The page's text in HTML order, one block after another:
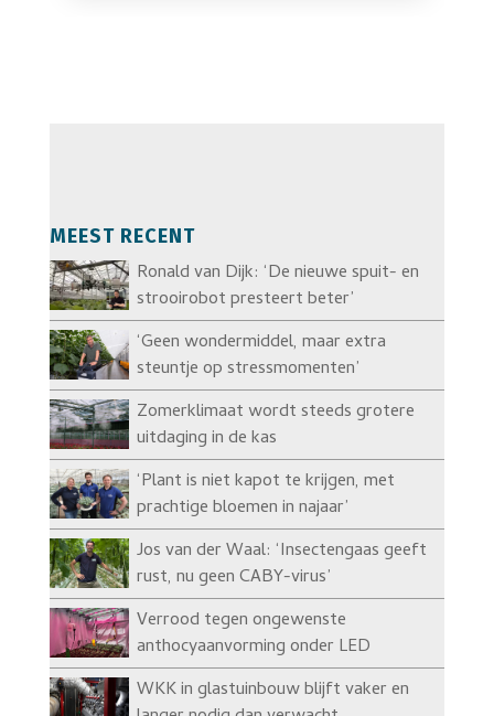
MEEST RECENT
Ronald van Dijk: ‘De nieuwe spuit- en
strooirobot presteert beter’
‘Geen wondermiddel, maar extra
steuntje op stressmomenten’
Zomerklimaat wordt steeds grotere
uitdaging in de kas
‘Plant is niet kapot te krijgen, met
prachtige bloemen in najaar’
Jos van der Waal: ‘Insectengaas geeft
rust, nu geen CABY-virus’
Verrood tegen ongewenste
anthocyaanvorming onder LED
WKK in glastuinbouw blijft vaker en